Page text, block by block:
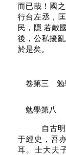
而已哉！國
行台左丞，
民，隱 若敵
後，公私擾
於是矣。
卷第三 勉
勉學第八
自古明
于經史，吾
耳。士大夫